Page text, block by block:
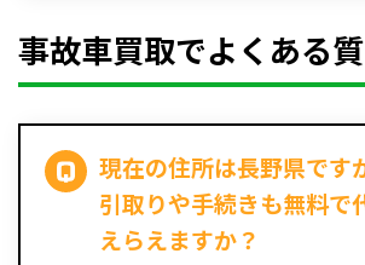
事故車買取でよくある
現在の住所は長野県です
引取りや手続きも無料で
えらえますか？